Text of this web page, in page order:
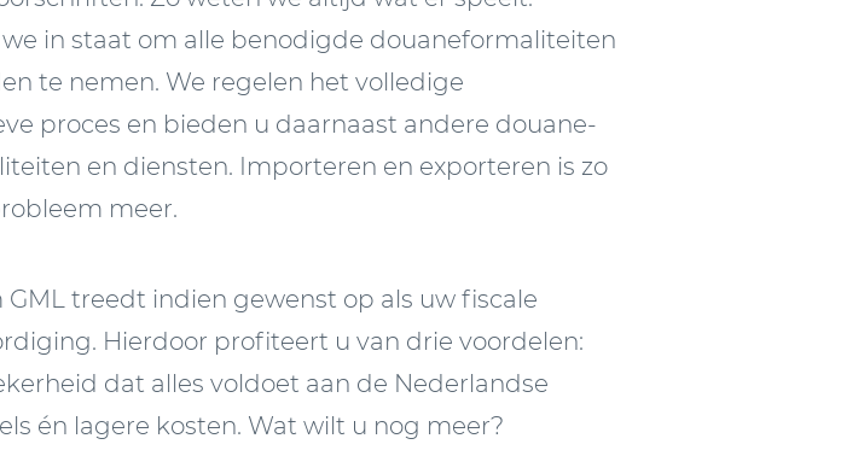
in staat om alle benodigde douaneformaliteiten
te nemen. We regelen het volledige
proces en bieden u daarnaast andere douane-
en diensten. Importeren en exporteren is zo
meer.
GML treedt indien gewenst op als uw fiscale
Hierdoor profiteert u van drie voordelen:
dat alles voldoet aan de Nederlandse
én lagere kosten. Wat wilt u nog meer?